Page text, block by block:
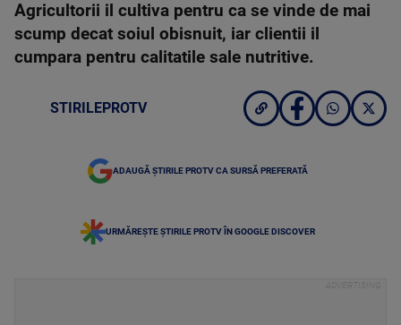
Agricultorii il cultiva pentru ca se vinde de mai
scump decat soiul obisnuit, iar clientii il
cumpara pentru calitatile sale nutritive.
STIRILEPROTV
ADAUGĂ ȘTIRILE PROTV CA SURSĂ PREFERATĂ
URMĂREȘTE ȘTIRILE PROTV ÎN GOOGLE DISCOVER